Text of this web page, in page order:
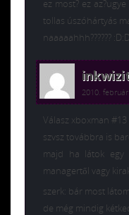
ez most? ez
tollas úszóhártyás
naaaaahhh??????
2010.
Válasz xboxman
szvsz továbbra is
majd ha látok egy
managertől vagy
szerk: bár most
de még mindig